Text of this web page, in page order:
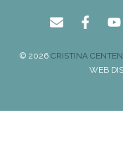
© 2026 CRISTINA
WEB